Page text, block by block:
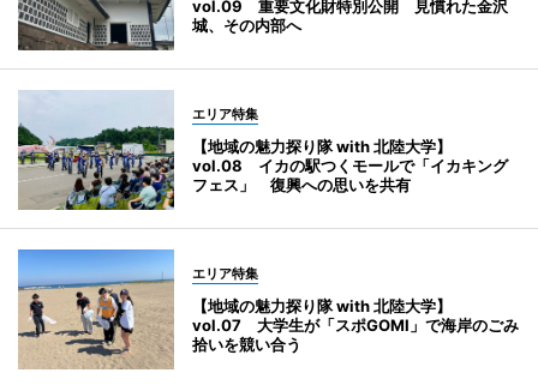
vol.09 重要文化財特別公開 見慣れた金沢
城、その内部へ
エリア特集
【地域の魅力探り隊 with 北陸大学】
vol.08 イカの駅つくモールで「イカキング
フェス」 復興への思いを共有
エリア特集
【地域の魅力探り隊 with 北陸大学】
vol.07 大学生が「スポGOMI」で海岸のごみ
拾いを競い合う